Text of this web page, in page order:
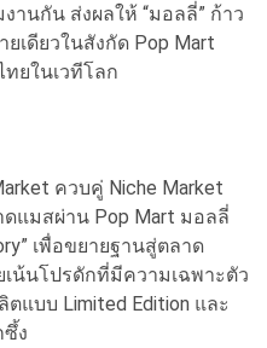
านกัน ส่งผลให้ “มอลลี่” ก้าว
เดียวในสังกัด Pop Mart
ยในเวทีโลก
ควบคู่ Niche Market
แมสผ่าน Pop Mart มอลลี่
เพื่อขยายฐานสู่ตลาด
เน้นโปรดักที่มีความเฉพาะตัว
ตแบบ Limited Edition และ
ซึ้ง